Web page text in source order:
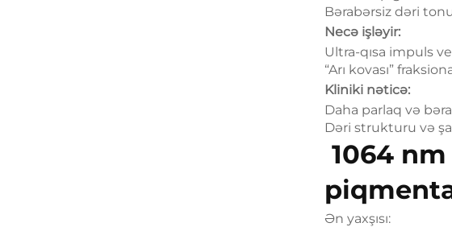
Bərabərsiz dəri
Necə işləyir:
Ultra-qısa impuls
“Arı kovası”
Kliniki nəticə:
Daha parlaq və
Dəri strukturu və
1064
Ən yaxşısı: